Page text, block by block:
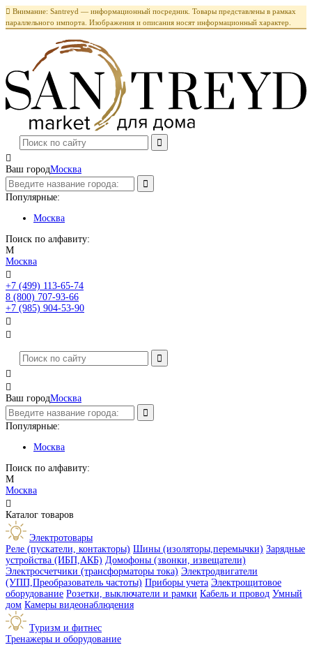
 Внимание: Santreyd — информационный посредник. Товары представлены в рамках
параллельного импорта. Изображения и описания носят информационный характер.

Ваш городМосква
Популярные:
Москва
Поиск по алфавиту:
М
Москва

+7 (499) 113-65-74
8 (800) 707-93-66
+7 (985) 904-53-90




Ваш городМосква
Популярные:
Москва
Поиск по алфавиту:
М
Москва

Каталог товаров
Электротовары
Реле (пускатели, контакторы) Шины (изоляторы,перемычки) Зарядные
устройства (ИБП,АКБ) Домофоны (звонки, извещатели)
Электросчетчики (трансформаторы тока) Электродвигатели
(УПП,Преобразователь частоты) Приборы учета Электрощитовое
оборудование Розетки, выключатели и рамки Кабель и провод Умный
дом Камеры видеонаблюдения
Туризм и фитнес
Тренажеры и оборудование